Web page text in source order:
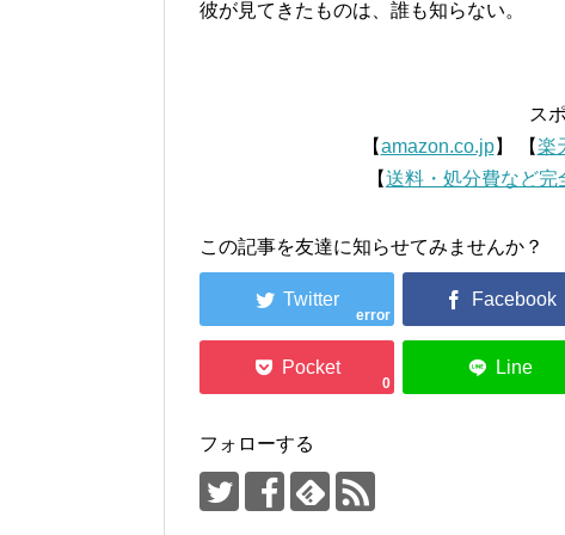
彼が見てきたものは、誰も知らない。
ス
【amazon.co.jp】 【楽
【送料・処分費など完
この記事を友達に知らせてみませんか？
error
0
フォローする